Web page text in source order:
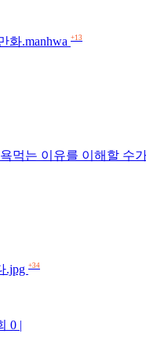
화.manhwa +13
먹는 이유를 이해할 수
.jpg +34
0 |